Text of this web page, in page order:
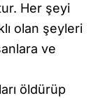
Her şeyi
olan şeyleri
ve
öldürüp